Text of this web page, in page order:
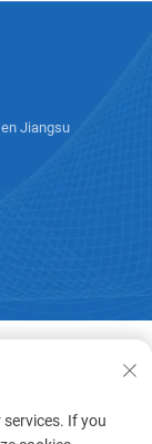
Jiangsu
Alle rettigheter
If you